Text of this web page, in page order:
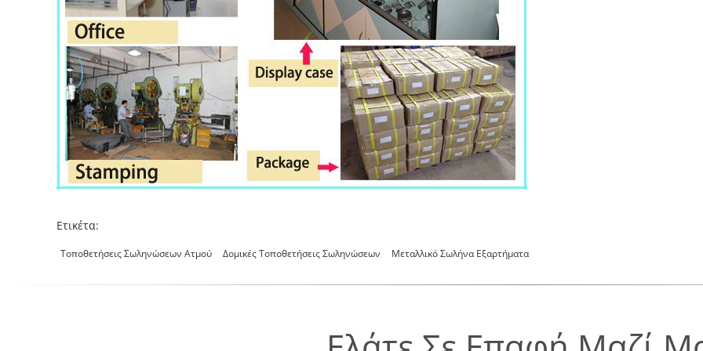
Ετικέτα:
Τοποθετήσεις Σωληνώσεων Ατμού Δομικές Τοποθετήσεις Σωληνώσεων Μεταλλικό Σωλήνα Εξαρτήματα